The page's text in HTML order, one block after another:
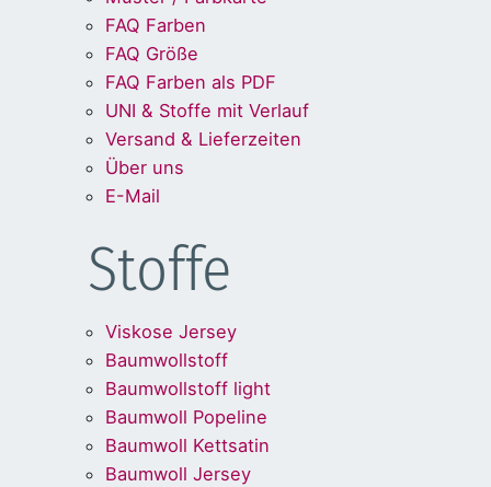
FAQ Farben
FAQ Größe
FAQ Farben als PDF
UNI & Stoffe mit Verlauf
Versand & Lieferzeiten
Über uns
E-Mail
Stoffe
Viskose Jersey
Baumwollstoff
Baumwollstoff light
Baumwoll Popeline
Baumwoll Kettsatin
Baumwoll Jersey